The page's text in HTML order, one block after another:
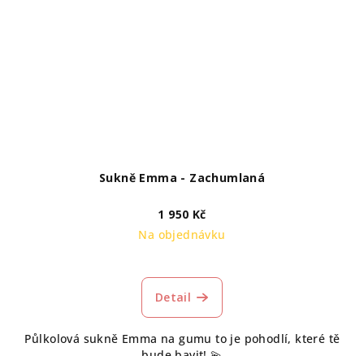
Sukně Emma - Zachumlaná
1 950 Kč
Na objednávku
Detail
Půlkolová sukně Emma na gumu to je pohodlí, které tě